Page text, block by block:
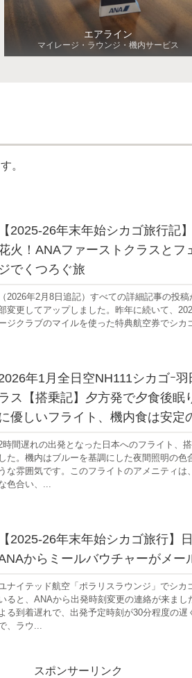
エアライン
マイレージ・ラウンジ・機内サービス
。
【2025-26年末年始シカゴ旅行記
火！ANAファーストクラスとフ
ジでくつろぐ旅
（2026年2月8日追記）すべての詳細記事の投
変更してアップしました。昨年に続いて、
ジクラブのマイルを使った特典航空券でシ
年1月全日空NH111シカゴｰ
ラス【搭乗記】夕方発で夕食後眠
優しいフライト、機内食は安
時間遅れの出発となった日本へのフライト、
した。機内はブルーを基調にした夜間照明の
うな雰囲気です。このフライトのアメニティ
色合い、...
【2025-26年末年始シカゴ旅行】
からミールバウチャーがメー
ナイテッド航空「ポラリスラウンジ」でシカ
ると、ANAから出発時刻変更の連絡が来ま
る到着遅れで、出発予定時刻が30分程度の
、ラウ...
スポンサーリンク